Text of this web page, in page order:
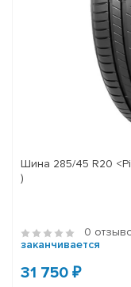
Шина 285/45 R20
)
0
заканчивается
31 750 ₽